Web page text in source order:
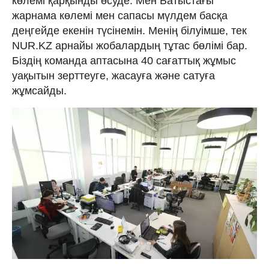
жарнама көлемі мен сапасы мүлдем басқа
деңгейде екенін түсінемін. Менің білуімше, тек
NUR.KZ арнайы жобалардың тұтас бөлімі бар.
Біздің команда аптасына 40 сағаттық жұмыс
уақытын зерттеуге, жасауға және сатуға
жұмсайды.